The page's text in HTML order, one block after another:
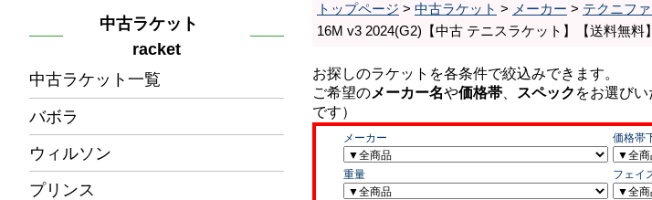
中古ラケット
racket
中古ラケット一覧
バボラ
ウィルソン
プリンス
トップページ > 中古ラケット > メーカー > テクニフ
16M v3 2024(G2)【中古 テニスラケット】【送料無料】